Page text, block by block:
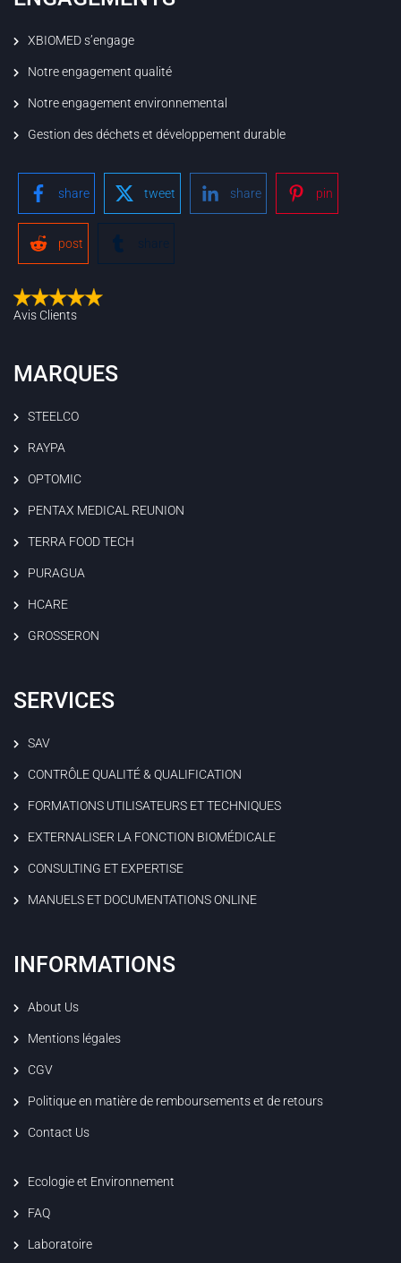
XBIOMED s’engage
Notre engagement qualité
Notre engagement environnemental
Gestion des déchets et développement durable
share tweet share pin
post share
Avis Clients
MARQUES
STEELCO
RAYPA
OPTOMIC
PENTAX MEDICAL REUNION
TERRA FOOD TECH
PURAGUA
HCARE
GROSSERON
SERVICES
SAV
CONTRÔLE QUALITÉ & QUALIFICATION
FORMATIONS UTILISATEURS ET TECHNIQUES
EXTERNALISER LA FONCTION BIOMÉDICALE
CONSULTING ET EXPERTISE
MANUELS ET DOCUMENTATIONS ONLINE
INFORMATIONS
About Us
Mentions légales
CGV
Politique en matière de remboursements et de retours
Contact Us
Ecologie et Environnement
FAQ
Laboratoire